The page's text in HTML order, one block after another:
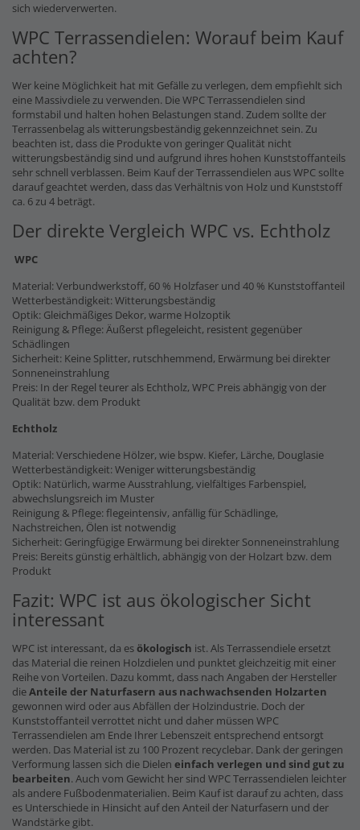
sich wiederverwerten.
WPC Terrassendielen: Worauf beim Kauf
achten?
Wer keine Möglichkeit hat mit Gefälle zu verlegen, dem empfiehlt sich
eine Massivdiele zu verwenden. Die WPC Terrassendielen sind
formstabil und halten hohen Belastungen stand. Zudem sollte der
Terrassenbelag als witterungsbeständig gekennzeichnet sein. Zu
beachten ist, dass die Produkte von geringer Qualität nicht
witterungsbeständig sind und aufgrund ihres hohen Kunststoffanteils
sehr schnell verblassen. Beim Kauf der Terrassendielen aus WPC sollte
darauf geachtet werden, dass das Verhältnis von Holz und Kunststoff
ca. 6 zu 4 beträgt.
Der direkte Vergleich WPC vs. Echtholz
WPC
Material: Verbundwerkstoff, 60 % Holzfaser und 40 % Kunststoffanteil
Wetterbeständigkeit: Witterungsbeständig
Optik: Gleichmäßiges Dekor, warme Holzoptik
Reinigung & Pflege: Äußerst pflegeleicht, resistent gegenüber
Schädlingen
Sicherheit: Keine Splitter, rutschhemmend, Erwärmung bei direkter
Sonneneinstrahlung
Preis: In der Regel teurer als Echtholz, WPC Preis abhängig von der
Qualität bzw. dem Produkt
Echtholz
Material: Verschiedene Hölzer, wie bspw. Kiefer, Lärche, Douglasie
Wetterbeständigkeit: Weniger witterungsbeständig
Optik: Natürlich, warme Ausstrahlung, vielfältiges Farbenspiel,
abwechslungsreich im Muster
Reinigung & Pflege: flegeintensiv, anfällig für Schädlinge,
Nachstreichen, Ölen ist notwendig
Sicherheit: Geringfügige Erwärmung bei direkter Sonneneinstrahlung
Preis: Bereits günstig erhältlich, abhängig von der Holzart bzw. dem
Produkt
Fazit: WPC ist aus ökologischer Sicht
interessant
WPC ist interessant, da esökologisch ist. Als Terrassendiele ersetzt
das Material die reinen Holzdielen und punktet gleichzeitig mit einer
Reihe von Vorteilen. Dazu kommt, dass nach Angaben der Hersteller
dieAnteile der Naturfasern aus nachwachsenden Holzarten
gewonnen wird oder aus Abfällen der Holzindustrie. Doch der
Kunststoffanteil verrottet nicht und daher müssen WPC
Terrassendielen am Ende Ihrer Lebenszeit entsprechend entsorgt
werden. Das Material ist zu 100 Prozent recyclebar. Dank der geringen
Verformung lassen sich die Dielen einfach verlegen und sind gut zu
bearbeiten. Auch vom Gewicht her sind WPC Terrassendielen leichter
als andere Fußbodenmaterialien. Beim Kauf ist darauf zu achten, dass
es Unterschiede in Hinsicht auf den Anteil der Naturfasern und der
Wandstärke gibt.